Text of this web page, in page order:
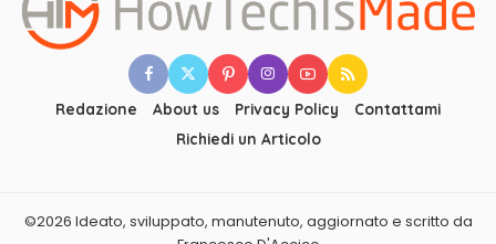
Redazione About us Privacy Policy
Contattami
Richiedi un Articolo
©2026 Ideato, sviluppato, manutenuto, aggiornato e scritto da